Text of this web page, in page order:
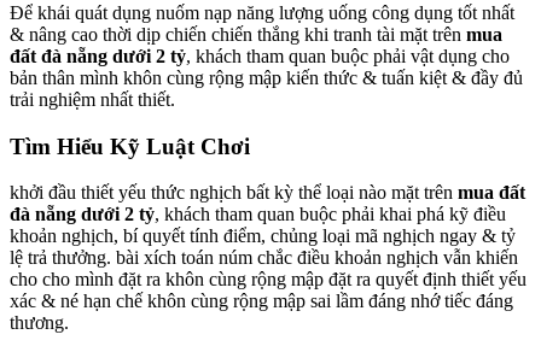
Để khái quát dụng nuốm nạp năng lượng uống công dụng tốt nhất
& nâng cao thời dịp chiến chiến thắng khi tranh tài mặt trên mua
đất đà nẵng dưới 2 tỷ, khách tham quan buộc phải vật dụng cho
bản thân mình khôn cùng rộng mập kiến thức & tuấn kiệt & đầy đủ
trải nghiệm nhất thiết.
Tìm Hiểu Kỹ Luật Chơi
khởi đầu thiết yếu thức nghịch bất kỳ thể loại nào mặt trên mua đất
đà nẵng dưới 2 tỷ, khách tham quan buộc phải khai phá kỹ điều
khoản nghịch, bí quyết tính điểm, chủng loại mã nghịch ngay & tỷ
lệ trả thưởng. bài xích toán núm chắc điều khoản nghịch vẫn khiến
cho cho mình đặt ra khôn cùng rộng mập đặt ra quyết định thiết yếu
xác & né hạn chế khôn cùng rộng mập sai lầm đáng nhớ tiếc đáng
thương.